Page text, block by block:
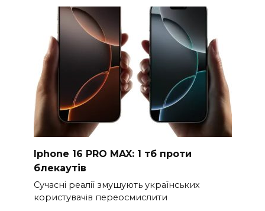
Iphone 16 PRO MAX: 1 тб проти
блекаутів
Сучасні реалії змушують українських
користувачів переосмислити